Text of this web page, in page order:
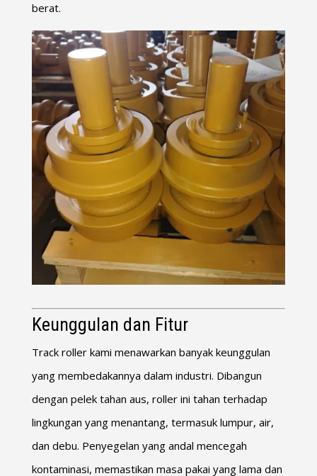
berat.
Keunggulan dan Fitur
Track roller kami menawarkan banyak keunggulan
yang membedakannya dalam industri. Dibangun
dengan pelek tahan aus, roller ini tahan terhadap
lingkungan yang menantang, termasuk lumpur, air,
dan debu. Penyegelan yang andal mencegah
kontaminasi, memastikan masa pakai yang lama dan